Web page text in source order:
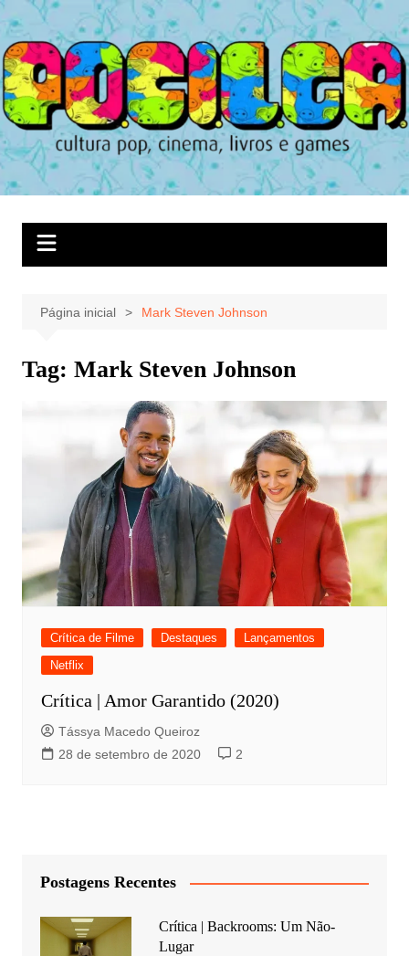
Ir
para
o
conteúdo
Página inicial Mark Steven Johnson
Tag: Mark Steven Johnson
Crítica de Filme Destaques
Lançamentos
Netflix
Crítica | Amor Garantido (2020)
Tássya Macedo Queiroz
28 de setembro de 2020
2
Postagens Recentes
Crítica | Backrooms: Um Não-
Lugar